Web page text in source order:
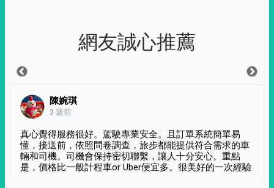
網友誠心推薦
陳婉琪
3 週前
真心覺得服務很好。駕駛專業安全。且訂單系統簡單易
懂，接送前，依照問卷調查，旅步都能提供符合需求的車
輛和司機。司機會保持密切聯繫，讓人十分安心。重點
是，價格比一般計程車or Uber便宜多。很美好的一次經驗